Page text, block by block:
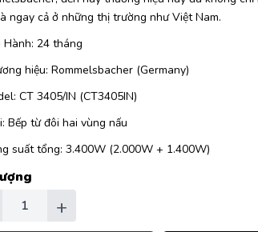
ngay cả ở những thị trường như Việt Nam.
Hành: 24 tháng
hiệu: Rommelsbacher (Germany)
CT 3405/IN (CT3405IN)
Bếp từ đôi hai vùng nấu
suất tổng: 3.400W (2.000W + 1.400W)
+